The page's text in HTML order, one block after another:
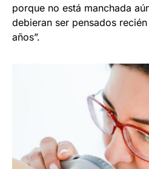
porque no está manchada
debieran ser pensados
años”.